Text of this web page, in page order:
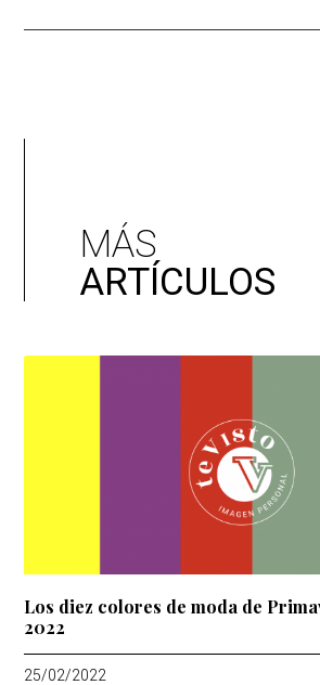
MÁS
ARTÍCULOS
Los diez colores de moda de
2022
25/02/2022